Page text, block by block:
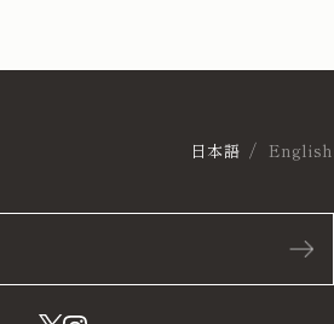
日本語 English